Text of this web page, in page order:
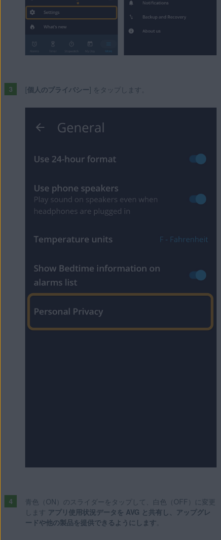
[個人のプライバシー] をタップします。
青色（ON）のスライダーをタップして、白色（OFF）に変更
します アプリ使用状況データを AVG と共有し、アップグレ
ードや他の製品を提供できるようにします